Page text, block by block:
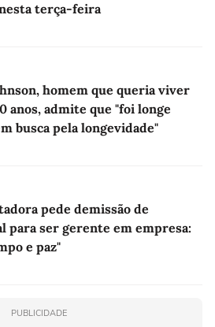
terça-feira
homem que queria viver
anos, admite que "foi longe
busca pela longevidade"
pede demissão de
para ser gerente em empresa:
e paz"
PUBLICIDADE